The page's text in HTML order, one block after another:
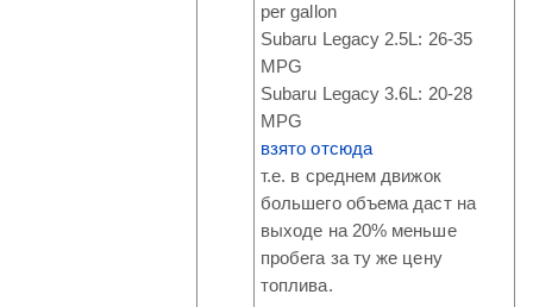
per gallon
Subaru Legacy 2.5L: 26-35
MPG
Subaru Legacy 3.6L: 20-28
MPG
взято отсюда
т.е. в среднем движок
большего объема даст на
выходе на 20% меньше
пробега за ту же цену
топлива.